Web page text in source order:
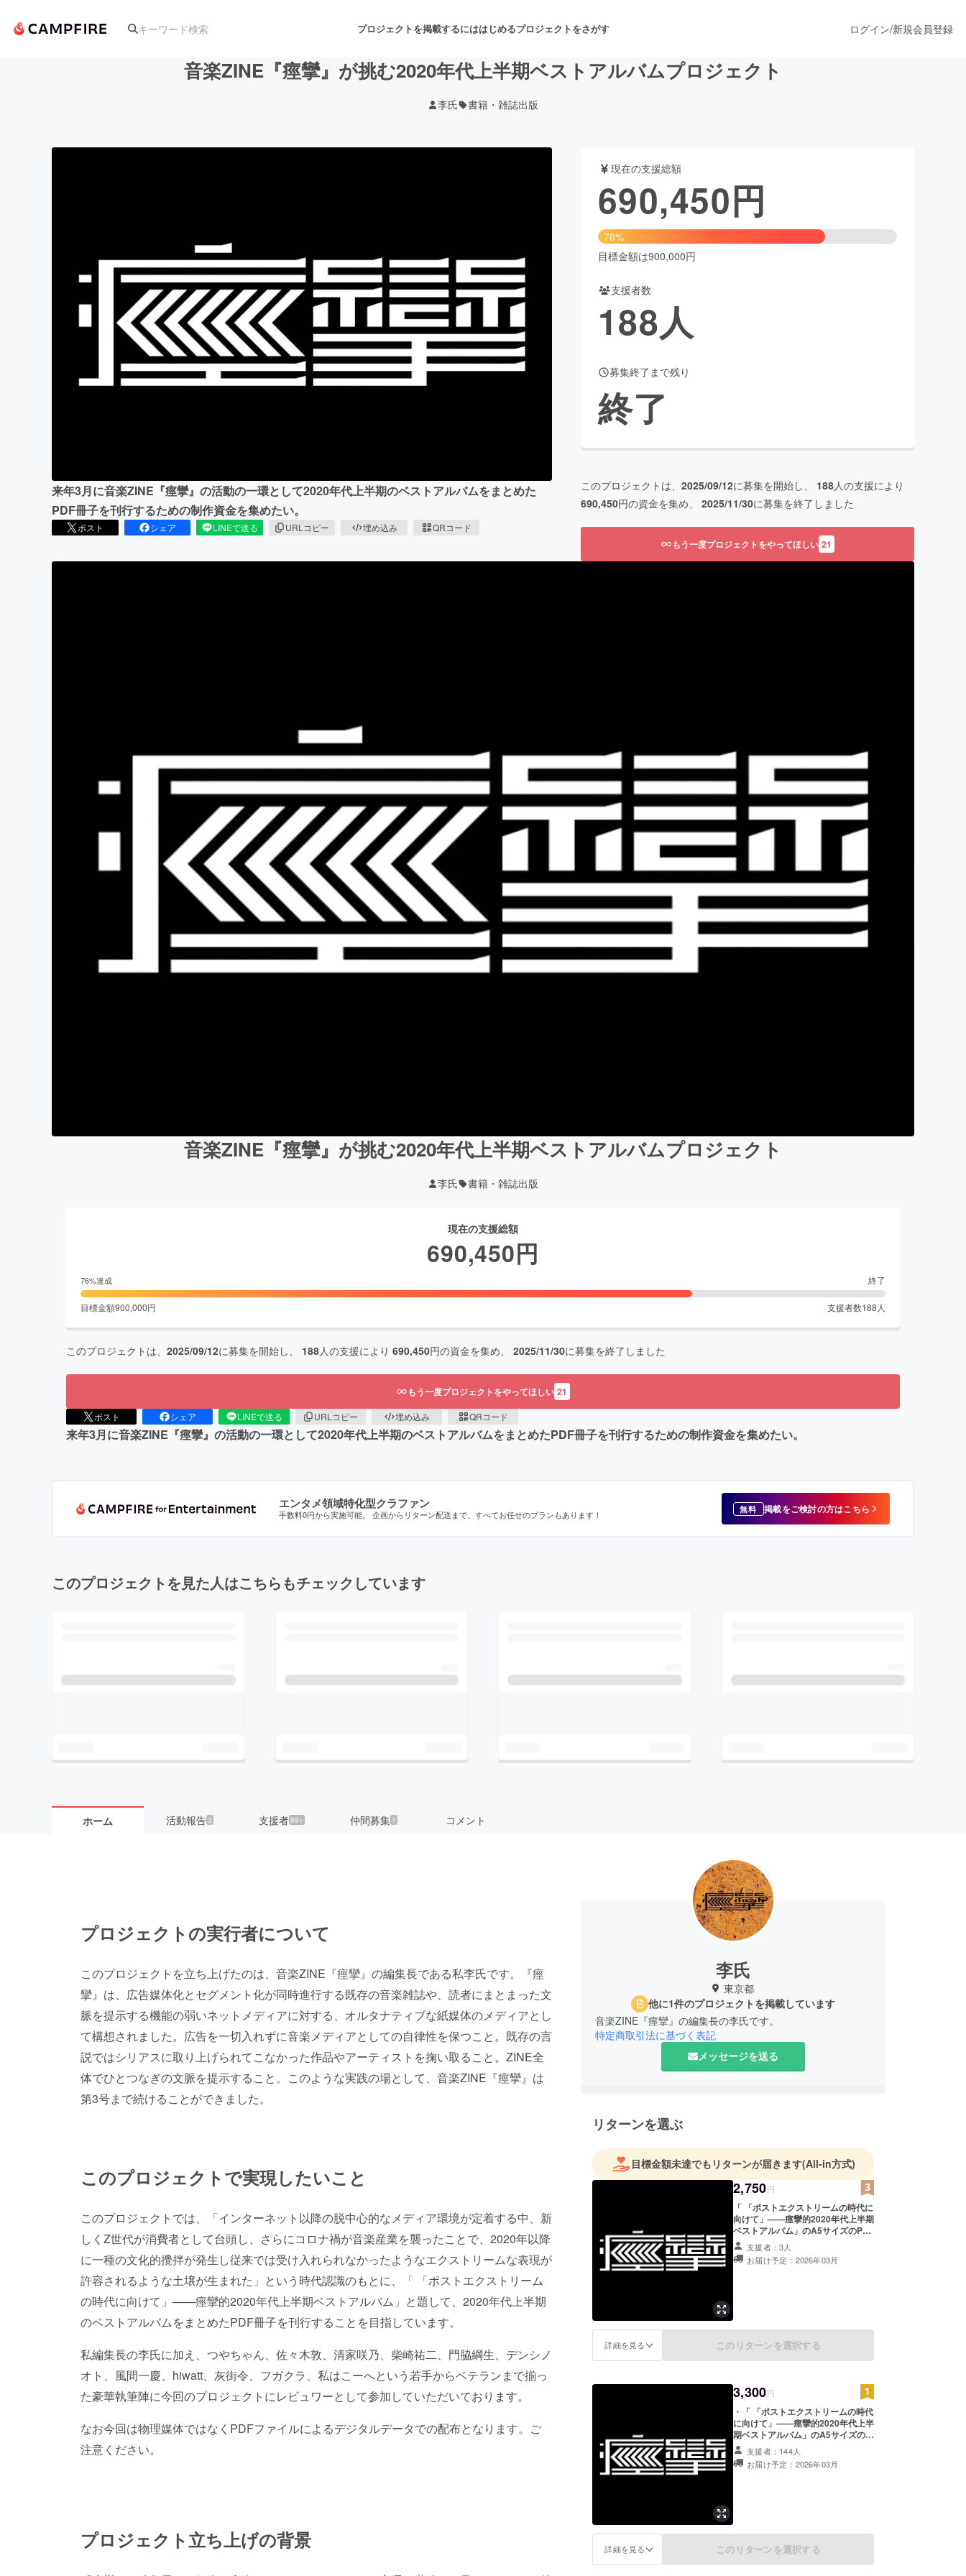
プロジェクトを掲載するにははじめるプロジェクトをさがす
舞台・パフォーマンス
ファッション
書籍・雑誌出版
ビジネス・起業 チャレンジ ビューティー・ヘルスケア
まちづくり・地域活性化
CAMPFIRE for Social Good
ログイン/新規会員登録
音楽ZINE『痙攣』が挑む2020年代上半期ベストアルバムプロジェクト
李氏 書籍・雑誌出版
来年3月に音楽ZINE『痙攣』の活動の一環として2020年代上半期のベストアルバムをまとめた
PDF冊子を刊行するための制作資金を集めたい。
ポスト シェア LINEで送る URLコピー 埋め込み QRコード
現在の支援総額
690,450円
76%
目標金額は900,000円
支援者数
188人
募集終了まで残り
終了
このプロジェクトは、 2025/09/12に募集を開始し、 188人の支援により
690,450円の資金を集め、 2025/11/30に募集を終了しました
もう一度プロジェクトをやってほしい 21
音楽ZINE『痙攣』が挑む2020年代上半期ベストアルバムプロジェクト
李氏 書籍・雑誌出版
現在の支援総額
690,450円
76%達成 終了
目標金額900,000円 支援者数188 人
このプロジェクトは、 2025/09/12に募集を開始し、 188人の支援により 690,450円の資金を集め、 2025/11/30に募集を終了しました
もう一度プロジェクトをやってほしい 21
ポスト シェア LINEで送る URLコピー 埋め込み QRコード
来年3月に音楽ZINE『痙攣』の活動の一環として2020年代上半期のベストアルバムをまとめたPDF冊子を刊行するための制作資金を集めたい。
エンタメ領域特化型クラファン
手数料0円から実施可能。 企画からリターン配送まで、すべてお任せのプランもあります！ 無料 掲載をご検討の方はこちら
このプロジェクトを見た人はこちらもチェックしています
ホーム 活動報告3 支援者99+ 仲間募集 1 コメント
プロジェクトの実行者について
このプロジェクトを立ち上げたのは、音楽ZINE『痙攣』の編集長である私李氏です。『痙
攣』は、広告媒体化とセグメント化が同時進行する既存の音楽雑誌や、読者にまとまった文
脈を提示する機能の弱いネットメディアに対する、オルタナティブな紙媒体のメディアとし
て構想されました。広告を一切入れずに音楽メディアとしての自律性を保つこと。既存の言
説ではシリアスに取り上げられてこなかった作品やアーティストを掬い取ること。ZINE全
体でひとつなぎの文脈を提示すること。このような実践の場として、音楽ZINE『痙攣』は
第3号まで続けることができました。
このプロジェクトで実現したいこと
このプロジェクトでは、「インターネット以降の脱中心的なメディア環境が定着する中、新
しくZ世代が消費者として台頭し、さらにコロナ禍が音楽産業を襲ったことで、2020年以降
に一種の文化的攪拌が発生し従来では受け入れられなかったようなエクストリームな表現が
許容されるような土壌が生まれた」という時代認識のもとに、「 「ポストエクストリーム
の時代に向けて」——痙攣的2020年代上半期ベストアルバム」と題して、2020年代上半期
のベストアルバムをまとめたPDF冊子を刊行することを目指しています。
私編集長の李氏に加え、つやちゃん、佐々木敦、清家咲乃、柴崎祐二、門脇綱生、デンシノ
オト、風間一慶、hiwatt、灰街令、フガクラ、私はこーへという若手からベテランまで揃っ
た豪華執筆陣に今回のプロジェクトにレビュワーとして参加していただいております。
なお今回は物理媒体ではなくPDFファイルによるデジタルデータでの配布となります。ご
注意ください。
プロジェクト立ち上げの背景
李氏
東京都
他に1件のプロジェクトを掲載しています
音楽ZINE『痙攣』の編集長の李氏です。
特定商取引法に基づく表記
メッセージを送る
リターンを選ぶ
目標金額未達でもリターンが届きます(All-in方式)
2,750円
「 「ポストエクストリームの時代に
向けて」——痙攣的2020年代上半期
ベストアルバム」のA5サイズのPDF
冊子。支援者：3人
お届け予定：2026年03月
詳細を見る このリターンを選択する
3,300円
・「 「ポストエクストリームの時代
に向けて」——痙攣的2020年代上半
期ベストアルバム」のA5サイズの
PDF冊子。 ・2020年代上半期の音
楽シーンを振り返るつやちゃんと編
集長李氏の対談記事を収めたA5サイ
支援者：144人
お届け予定：2026年03月
詳細を見る このリターンを選択する